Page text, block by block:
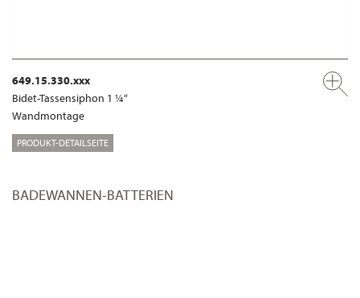
649.15.330.xxx
Bidet-Tassensiphon 1 ¼“
Wandmontage
PRODUKT-DETAILSEITE
BADEWANNEN-BATTERIEN